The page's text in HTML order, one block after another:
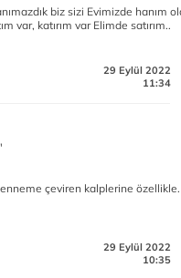
biz sizi Evimizde hanım
var, katırım var Elimde satırım..
29 Eylül 2022
11:34
çeviren kalplerine özellikle.
29 Eylül 2022
10:35